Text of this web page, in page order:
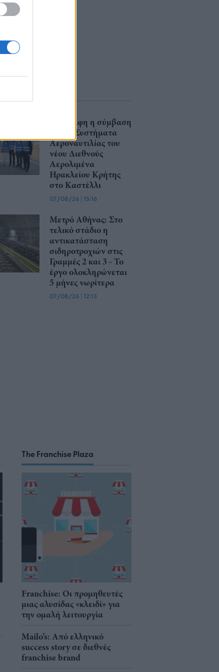
Υπεγράφη η σύμβαση
για τα Συστήματα
Αεροναυτιλίας του
νέου Διεθνούς
Αερολιμένα
Ηρακλείου Κρήτης
στο Καστέλλι
07/08/26 | 15:16
Μετρό Αθήνας: Στο
τελικό στάδιο η
αντικατάσταση
σιδηροτροχιών στις
Γραμμές 2 και 3 - Το
έργο ολοκληρώνεται
5 μήνες νωρίτερα
07/08/26 | 12:13
The Franchise Plaza
Franchise: Οι προμηθευτές
μιας αλυσίδας «κλειδί» για
την ομαλή λειτουργία
Mailo’s: Από ελληνικό
success story σε διεθνές
franchise brand